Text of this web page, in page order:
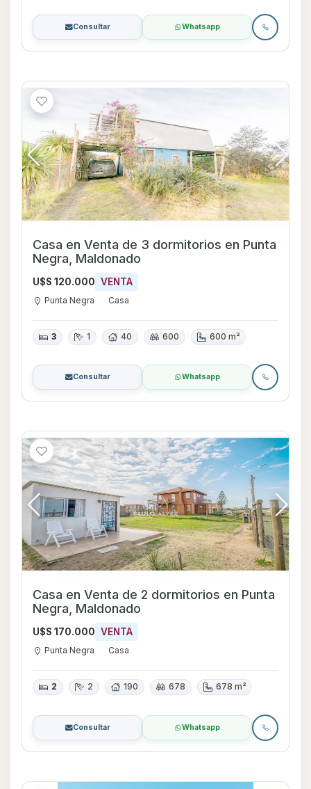
Consultar Whatsapp
Casa en Venta de 3 dormitorios en Punta
Negra, Maldonado
U$S 120.000 VENTA
Punta Negra Casa
3 1 40 600 600 m²
Consultar Whatsapp
Casa en Venta de 2 dormitorios en Punta
Negra, Maldonado
U$S 170.000 VENTA
Punta Negra Casa
2 2 190 678 678 m²
Consultar Whatsapp